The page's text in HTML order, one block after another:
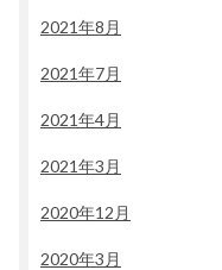
2021年8月
2021年7月
2021年4月
2021年3月
2020年12月
2020年3月